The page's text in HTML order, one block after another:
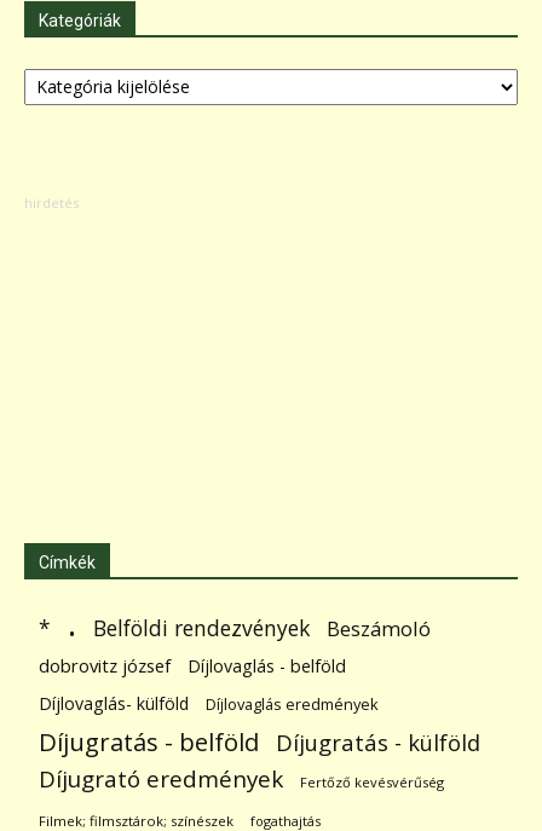
Kategóriák
Kategóriák
Címkék
* . Belföldi rendezvények Beszámoló
dobrovitz józsef
Díjlovaglás - belföld
Díjlovaglás- külföld
Díjlovaglás eredmények
Díjugratás - belföld Díjugratás - külföld
Díjugrató eredmények Fertőző kevésvérűség
Filmek; filmsztárok; színészek fogathajtás